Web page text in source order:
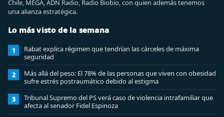
Chile, MEGA, ADN Radio, Radio Biobio, con quien además tenemos
una alianza estratégica.
Lo más visto de la semana
1
Rabat explica régimen que tendrían las cárceles de máxima
seguridad
2
Más allá del peso: El 78% de las personas que viven con obesidad
sufre estrés postraumático debido al estigma
3
Tribunal Supremo del PS verá caso de violencia intrafamiliar que
afecta al senador Fidel Espinoza